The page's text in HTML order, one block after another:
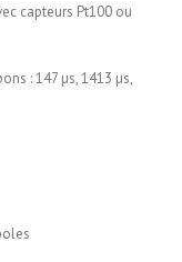
capteurs Pt100 ou
: 147 µs, 1413 µs,